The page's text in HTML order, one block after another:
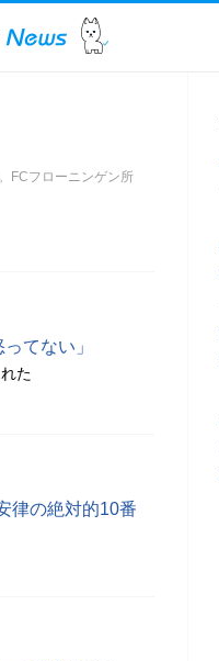
FCフローニンゲン所
てない」
た
律の絶対的10番